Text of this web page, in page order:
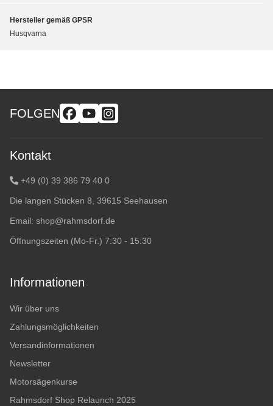
Hersteller gemäß GPSR
Husqvarna
FOLGEN
Kontakt
+49 (0) 39 386 79 40 0
Die langen Stücken 8, 39615 Seehausen
Email: shop@rahmsdorf.de
Öffnungszeiten (Mo-Fr.) 7:30 - 15:30
Informationen
Wir über uns
Zahlungsmöglichkeiten
Versandinformationen
Newsletter
Motorsägenkurse
Rahmsdorf Shop Relaunch 2025